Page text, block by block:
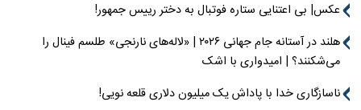
عکس| بی اعتنایی ستاره فوتبال به دختر رییس جمهور!
هلند در آستانه جام جهانی ۲۰۲۶ | «لاله‌های نارنجی» طلسم فینال را
می‌شکنند؟ | امیدواری با اشک
ناسازگاری خدا با پاداش یک میلیون دلاری قلعه نویی!